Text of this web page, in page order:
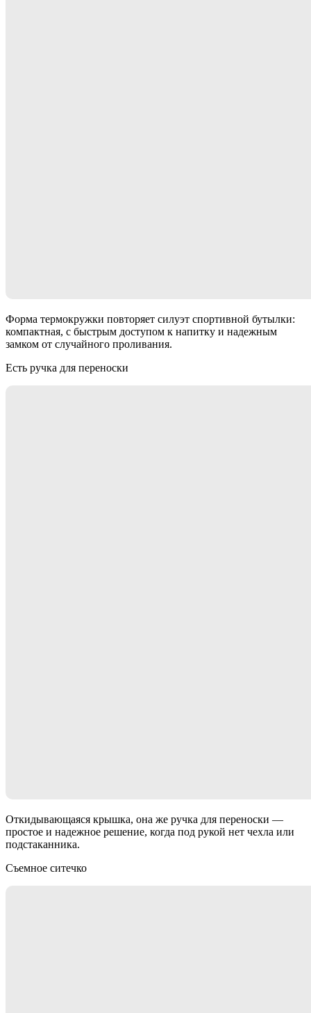
Форма термокружки повторяет силуэт спортивной бутылки:
компактная, с быстрым доступом к напитку и надежным
замком от случайного проливания.
Есть ручка для переноски
Откидывающаяся крышка, она же ручка для переноски —
простое и надежное решение, когда под рукой нет чехла или
подстаканника.
Съемное ситечко